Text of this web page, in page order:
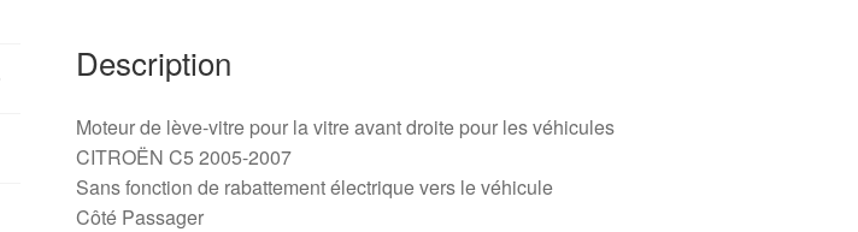
Description
Moteur de lève‑vitre pour la vitre avant droite pour les véhicules
CITROËN C5 2005-2007
Sans fonction de rabattement électrique vers le véhicule
Côté Passager